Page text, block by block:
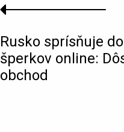
Rusko sprísňuje
šperkov online:
obchod